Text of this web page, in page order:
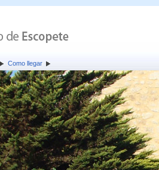
Como llegar